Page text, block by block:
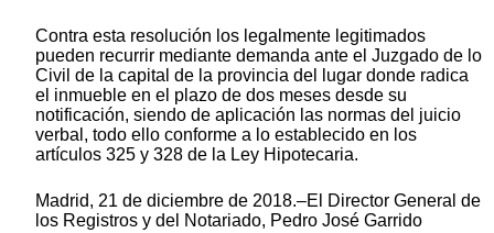
Contra esta resolución los legalmente legitimados
pueden recurrir mediante demanda ante el Juzgado de lo
Civil de la capital de la provincia del lugar donde radica
el inmueble en el plazo de dos meses desde su
notificación, siendo de aplicación las normas del juicio
verbal, todo ello conforme a lo establecido en los
artículos 325 y 328 de la Ley Hipotecaria.
Madrid, 21 de diciembre de 2018.–El Director General de
los Registros y del Notariado, Pedro José Garrido